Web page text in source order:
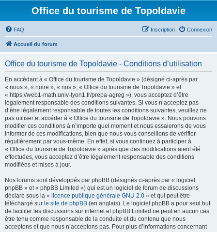
Office du tourisme de Topoldavie
FAQ Connexion
Inscription
Accueil du forum
Office du tourisme de Topoldavie - Conditions d’utilisation
En accédant à « Office du tourisme de Topoldavie » (désigné ci-après par
« nous », « notre », « nos », « Office du tourisme de Topoldavie » et
« https://web1-math.univ-lyon1.fr/prepa-agreg »), vous acceptez d’être
légalement responsable des conditions suivantes. Si vous n’acceptez pas
d’être légalement responsable de toutes les conditions suivantes, veuillez ne
pas utiliser et accéder à « Office du tourisme de Topoldavie ». Nous pouvons
modifier ces conditions à n’importe quel moment et nous essaierons de vous
informer de ces modifications, bien que nous vous conseillons de vérifier
régulièrement par vous-même. En effet, si vous continuez à participer à
« Office du tourisme de Topoldavie » après que des modifications aient été
effectuées, vous acceptez d’être légalement responsable des conditions
modifiées et mises à jour.
Nos forums sont développés par phpBB (désignés ci-après par « logiciel
phpBB » et « phpBB Limited ») qui est un logiciel de forum de discussions
déclaré sous la « licence publique générale GNU 2.0 » et qui peut être
téléchargé sur le site de phpBB (en anglais). Le logiciel phpBB a pour seul but
de faciliter les discussions sur internet et phpBB Limited ne peut en aucun cas
être tenu comme responsable de la conduite et du contenu que nous
acceptons et que nous n’acceptons pas. Pour plus d’informations concernant